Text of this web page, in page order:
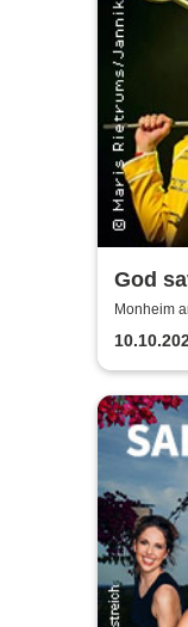
God
Monheim